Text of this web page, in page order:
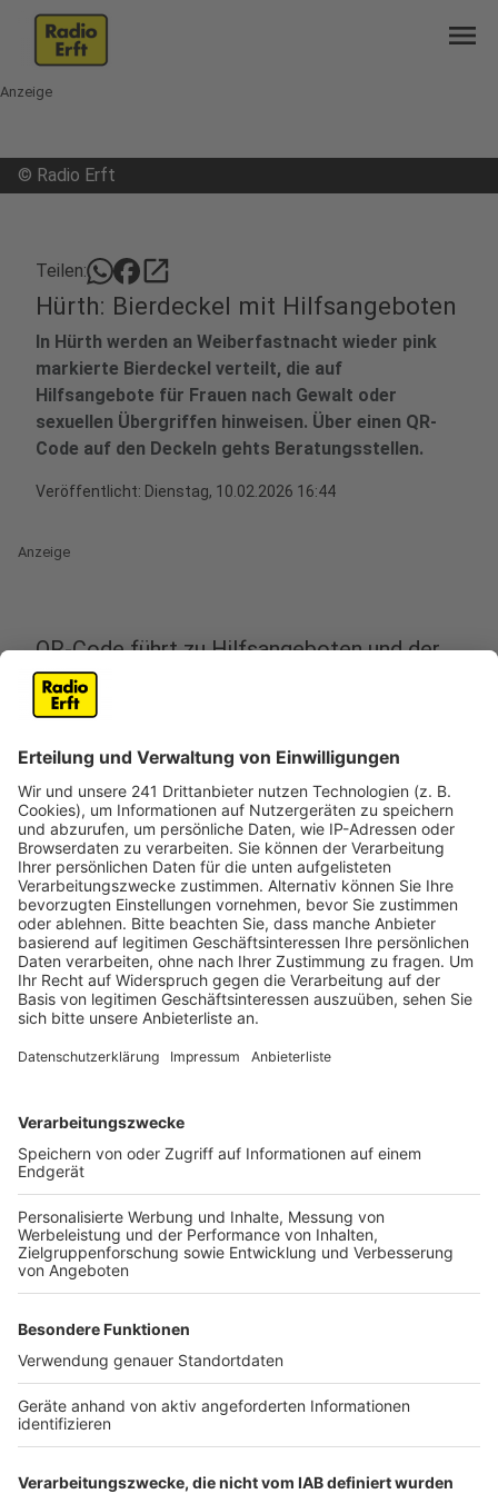
menu
Anzeige
© Radio Erft
Teilen: open_in_new
Hürth: Bierdeckel mit Hilfsangeboten
In Hürth werden an Weiberfastnacht wieder pink
markierte Bierdeckel verteilt, die auf
Hilfsangebote für Frauen nach Gewalt oder
sexuellen Übergriffen hinweisen. Über einen QR-
Code auf den Deckeln gehts Beratungsstellen.
Veröffentlicht: Dienstag, 10.02.2026 16:44
Anzeige
QR-Code führt zu Hilfsangeboten und der
anonyme Spurensicherung
Anzeige
In Hürth liegen an Weiberfastnacht, wieder viele
Bierdeckel mit auffällig pinkem Fingerabdruck herum.
Zum Beispiel bei der großen Weiberfastnachts-Party
im Bürgerhaus. Die Deckel machen auf Hilfsangebote
für Frauen aufmerksam, die Gewalt oder sexuelle
Übergriffe erlebt haben. Über einen aufgedruckten
QR-Code kommt man an alle relevanten
Hilfsangebote, Beratungsmöglichkeiten und die
anonyme Spurensicherung. Mit den auffälligen
Bierdeckeln wird die Aktion des Runden Tischs gegen
Gewalt an Frauen im Rhein-Erft-Kreis fortgesetzt.
Bierdeckel bei einer Tour durch Hürths Kneipen verteilt
Anzeige
Weitere Themen von Rhein und Erft
Anzeige
Fernwärme-Ausfall in Teilen von Hürth
Schmierereien auf Bedburger Storchenwiese
Mit Bus und Bahn zum Karneval